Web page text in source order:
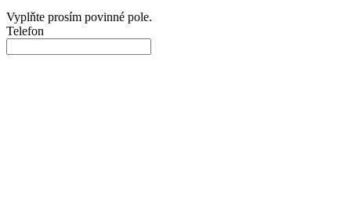
Vyplňte prosím povinné pole.
Telefon